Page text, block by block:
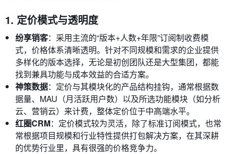
1. 定价模式与透明度
纷享销客：采用主流的“版本+人数+年限”订阅制收费模
式，价格体系清晰透明。针对不同规模和需求的企业提供
多样化的版本选择，无论是初创团队还是大型集团，都能
找到兼具功能与成本效益的合适方案。
神策数据：定价与其模块化的产品结构挂钩，通常根据数
据量、MAU（月活跃用户数）以及所选功能模块（如分析
云、营销云）来计费，整体定价位于中高端水平。
红圈CRM：定价模式较为灵活，除了标准订阅模式，也常
常根据项目规模和行业特性提供打包解决方案，在其深耕
的优势行业里，具有很强的价格竞争力。